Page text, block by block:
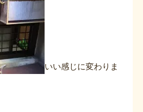
いい感じに変わりま